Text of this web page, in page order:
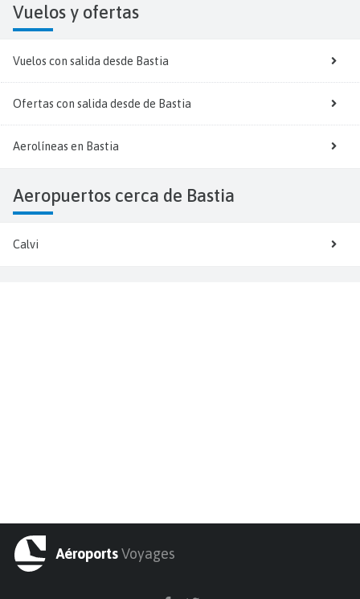
Vuelos y ofertas
Vuelos con salida desde Bastia
Ofertas con salida desde de Bastia
Aerolíneas en Bastia
Aeropuertos cerca de Bastia
Calvi
AéroportsVoyages